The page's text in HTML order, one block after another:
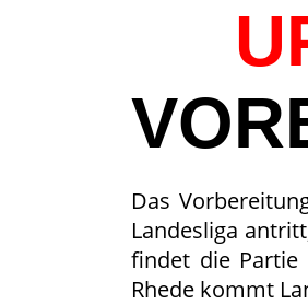
Das
Landesliga
findet die Partie
Rhede kommt